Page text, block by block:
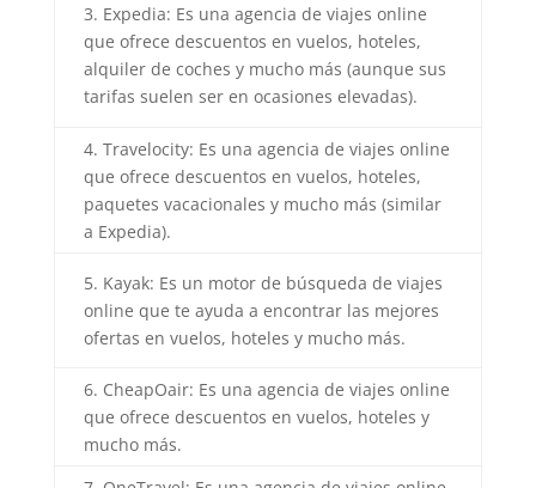
3. Expedia: Es una agencia de viajes online
que ofrece descuentos en vuelos, hoteles,
alquiler de coches y mucho más (aunque sus
tarifas suelen ser en ocasiones elevadas).
4. Travelocity: Es una agencia de viajes online
que ofrece descuentos en vuelos, hoteles,
paquetes vacacionales y mucho más (similar
a Expedia).
5. Kayak: Es un motor de búsqueda de viajes
online que te ayuda a encontrar las mejores
ofertas en vuelos, hoteles y mucho más.
6. CheapOair: Es una agencia de viajes online
que ofrece descuentos en vuelos, hoteles y
mucho más.